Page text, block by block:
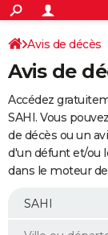
ACTUALITÉS
Politique
Société
Faits Divers
Education
Monde
Villes
+
SPORT
Coupe du monde
Football
Tennis
Cyclisme
Rugby
Forum
Programme TV
TNT
Streaming
Cinéma
Sorties cinéma
Musique
+
FINANCE
Retraite
Impôts
Epargne
Immobilier
Risques naturels
Banque
Assurance
Crédit
AUTO
Essais
Réserver un essai
Citadines
Berlines
SUV
Forum auto
+
Mobiles
Meilleur smartphone
Internet
Ordinateurs
Jeux vidéo
Guide high-tech
Avis de décès
Avis de
Accédez
SAHI. Vous
de décès ou un
d'un défunt et/ou
dans le moteur